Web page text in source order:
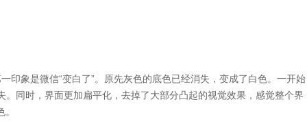
象是微信“变白了”。原先灰色的底色已经消失，变成了白色。一开始
同时，界面更加扁平化，去掉了大部分凸起的视觉效果，感觉整个界